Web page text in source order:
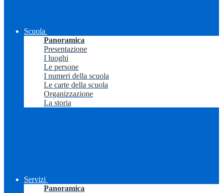
Scuola
Panoramica
Presentazione
I luoghi
Le persone
I numeri della scuola
Le carte della scuola
Organizzazione
La storia
Servizi
Panoramica